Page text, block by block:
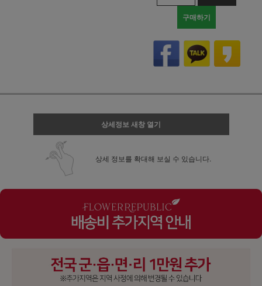
구매하기
상세정보 새창 열기
상세 정보를 확대해 보실 수 있습니다.